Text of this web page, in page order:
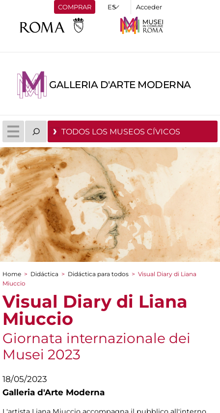
COMPRAR Acceder
GALLERIA D'ARTE MODERNA
TODOS LOS MUSEOS CÍVICOS
You are here
Home > Didáctica > Didáctica para todos > Visual Diary di Liana
Miuccio
Visual Diary di Liana
Miuccio
Giornata internazionale dei
Musei 2023
18/05/2023
Galleria d'Arte Moderna